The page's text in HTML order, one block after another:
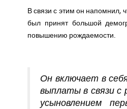
В связи с этим он напомнил,
был принят большой
повышению рождаемости.
Он включает в
выплаты в связи с
усыновлением